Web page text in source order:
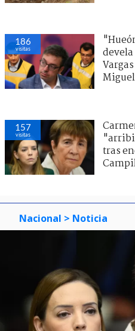
186
visitas
157
visitas
tras
Nacional > Noticia